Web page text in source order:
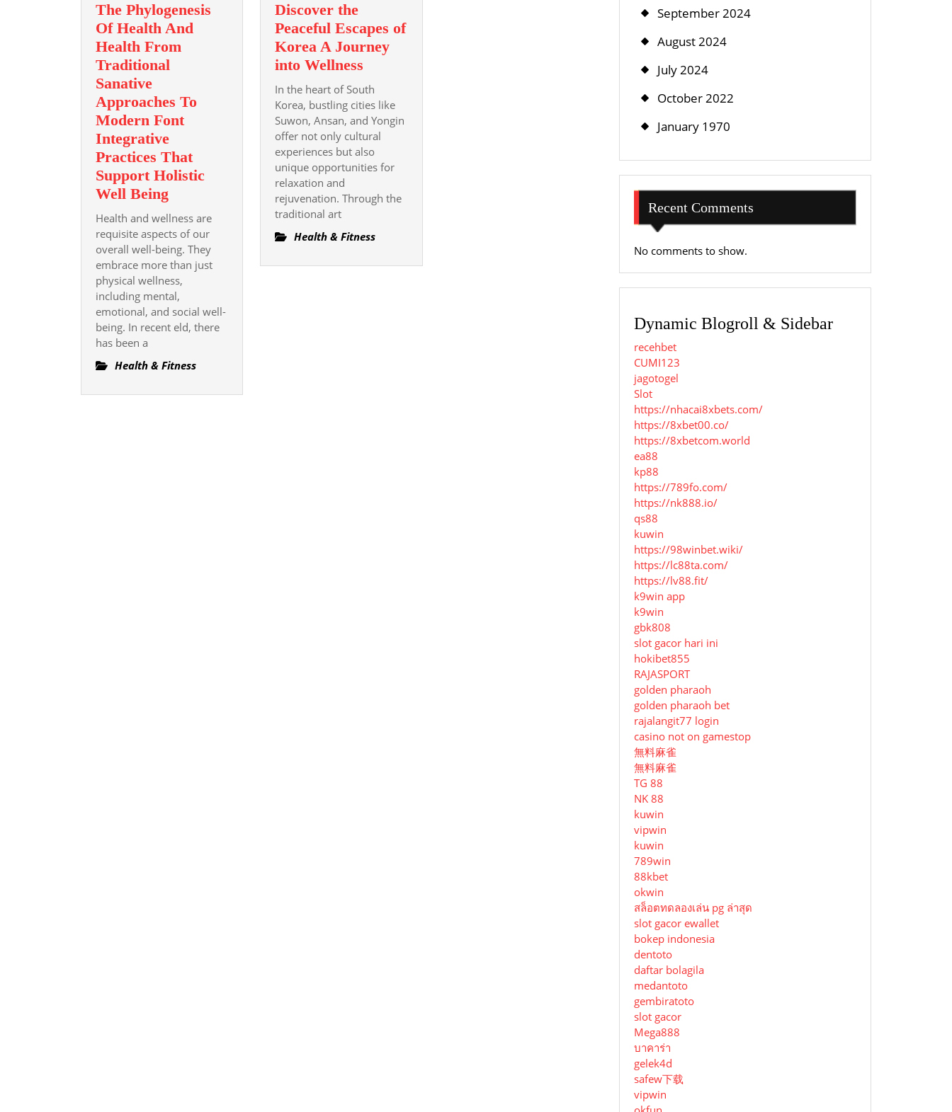
The Phylogenesis
Of Health And
Health From
Traditional
Sanative
Approaches To
Modern Font
Integrative
Practices That
Support Holistic
Well BeingThe
Phylogenesis
Of
Health
And
Health
From
Traditional
Approaches
Modern
Health and wellness are
requisite aspects of our
overall well-being. They
embrace more than just
physical wellness,
including mental,
emotional, and social well-
being. In recent eld, there
has been a
Health & Fitness
Discover the
Peaceful Escapes of
Korea A Journey
into Wellness
the
Peaceful
Escapes
of
Korea
A
Journey
In the heart of South
Korea, bustling cities like
Suwon, Ansan, and Yongin
offer not only cultural
experiences but also
unique opportunities for
relaxation and
rejuvenation. Through the
traditional art
Health & Fitness
September 2024
August 2024
July 2024
October 2022
January 1970
Recent Comments
No comments to show.
Dynamic Blogroll & Sidebar
recehbet
CUMI123
jagotogel
Slot
https://nhacai8xbets.com/
https://8xbet00.co/
https://8xbetcom.world
ea88
kp88
https://789fo.com/
https://nk888.io/
qs88
kuwin
https://98winbet.wiki/
https://lc88ta.com/
https://lv88.fit/
k9win app
k9win
gbk808
slot gacor hari ini
hokibet855
RAJASPORT
golden pharaoh
golden pharaoh bet
rajalangit77 login
casino not on gamestop
無料麻雀
無料麻雀
TG 88
NK 88
kuwin
vipwin
kuwin
789win
88kbet
okwin
สล็อตทดลองเล่น pg ล่าสุด
slot gacor ewallet
bokep indonesia
dentoto
daftar bolagila
medantoto
gembiratoto
slot gacor
Mega888
บาคาร่า
gelek4d
safew下载
vipwin